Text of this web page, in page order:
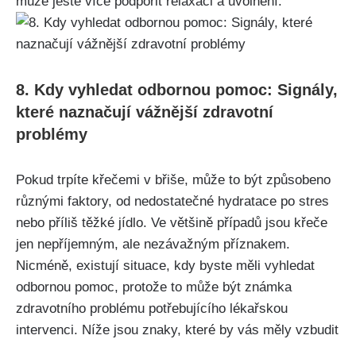
8. Kdy vyhledat odbornou pomoc: Signály,
které naznačují vážnější zdravotní‌
problémy
Pokud⁤ trpíte křečemi v břiše, může to být⁢ způsobeno
různými faktory, od nedostatečné‍ hydratace⁤ po stres
nebo příliš těžké jídlo. Ve ‍většině ‍případů jsou křeče
jen nepříjemným, ale nezávažným příznakem.
⁣Nicméně, ⁤existují ⁣situace,‍ kdy byste měli vyhledat⁤
odbornou⁢ pomoc, protože to může být ‍známka‌
zdravotního problému potřebujícího​ lékařskou
intervenci. Níže ⁤jsou⁣ znaky, které by‌ vás měly vzbudit